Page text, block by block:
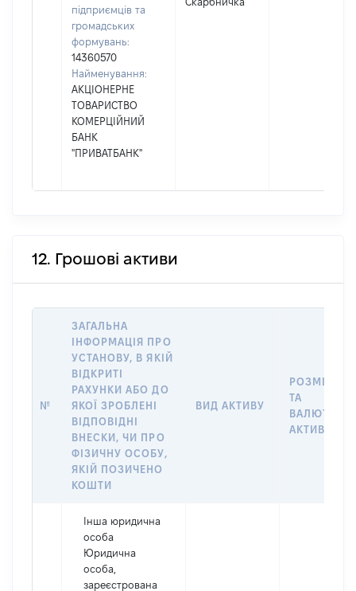
підприємців та
громадських
формувань:
14360570
Найменування:
АКЦІОНЕРНЕ
ТОВАРИСТВО
КОМЕРЦІЙНИЙ
БАНК
"ПРИВАТБАНК"
12. Грошові активи
№
ЗАГАЛЬНА
ІНФОРМАЦІЯ ПРО
УСТАНОВУ, В ЯКІЙ
ВІДКРИТІ
РАХУНКИ АБО ДО
ЯКОЇ ЗРОБЛЕНІ
ВІДПОВІДНІ
ВНЕСКИ, ЧИ ПРО
ФІЗИЧНУ ОСОБУ,
ЯКІЙ ПОЗИЧЕНО
КОШТИ
ВИД АКТИВУ
РОЗМІР
ТА
ВАЛЮТА
АКТИВУ
Інша юридична
особа
Юридична
особа,
зареєстрована